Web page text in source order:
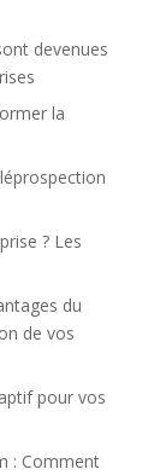
devenues
la
? Les
du
de vos
pour vos
: Comment